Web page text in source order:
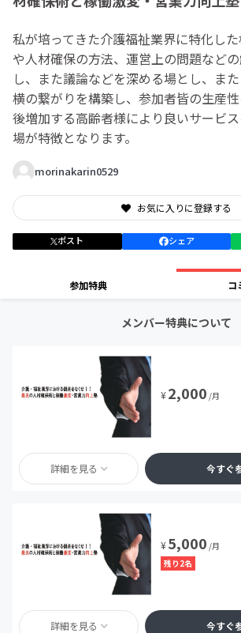
私が培ってきた介護福祉業界に特化し
や人材確保の方法、運営上の問題など
し、また議論などを深める場とし、ま
横の繋がりを構築し、参加者皆の生産
後増加する高齢者様により良いサービ
場が特徴となります。
morinakarin0529
お気に入りに登録する
ポスト シェア
参加特典 コ
メンバー特典について
¥2,000 /月
詳細を見る 今すぐ
¥5,000 /月
残り2名
詳細を見る 今すぐ